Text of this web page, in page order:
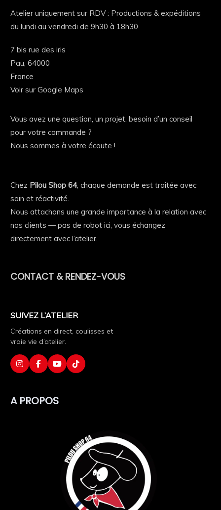
Atelier uniquement sur RDV : Productions & expéditions
du lundi au vendredi de 9h30 à 18h30
7 bis rue des iris
Pau,64000
France
Voir sur Google Maps
Vous avez une question, un projet, besoin d’un conseil
pour votre commande ?
Nous sommes à votre écoute !
Chez Pilou Shop 64, chaque demande est traitée avec
soin et réactivité.
Nous attachons une grande importance à la relation avec
nos clients — pas de robot ici, vous échangez
directement avec l’atelier.
CONTACT & RENDEZ-VOUS
SUIVEZ L’ATELIER
Créations en direct, coulisses et
vraie vie d’atelier.
A PROPOS